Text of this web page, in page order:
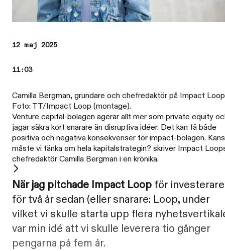
12 maj 2025
11:03
Camilla Bergman, grundare och chefredaktör på Impact
Foto: TT/Impact Loop (montage).
Venture capital-bolagen agerar allt mer som private equity
jagar säkra kort snarare än disruptiva idéer. Det kan få både
positiva och negativa konsekvenser för impact-bolagen.
måste vi tänka om hela kapitalstrategin? skriver Impact
chefredaktör Camilla Bergman i en krönika.
När jag pitchade Impact Loop för investerare
för två år sedan (eller snarare: Loop, under
vilket vi skulle starta upp flera
var min idé att vi skulle leverera tio gånger
pengarna på fem år.